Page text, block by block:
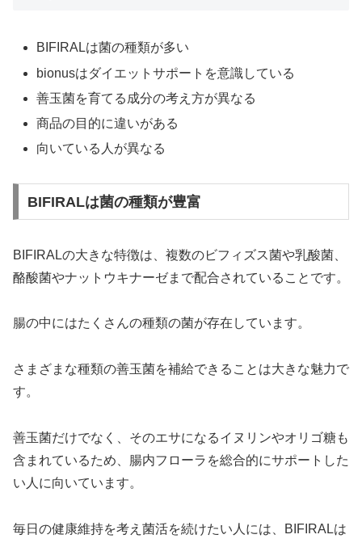
BIFIRALは菌の種類が多い
bionusはダイエットサポートを意識している
善玉菌を育てる成分の考え方が異なる
商品の目的に違いがある
向いている人が異なる
BIFIRALは菌の種類が豊富
BIFIRALの大きな特徴は、複数のビフィズス菌や乳酸菌、
酪酸菌やナットウキナーゼまで配合されていることです。
腸の中にはたくさんの種類の菌が存在しています。
さまざまな種類の善玉菌を補給できることは大きな魅力で
す。
善玉菌だけでなく、そのエサになるイヌリンやオリゴ糖も
含まれているため、腸内フローラを総合的にサポートした
い人に向いています。
毎日の健康維持を考え菌活を続けたい人には、BIFIRALは